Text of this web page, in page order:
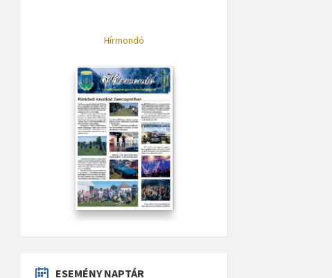
Hírmondó
ESEMÉNY NAPTÁR